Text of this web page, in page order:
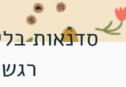
סדנאות